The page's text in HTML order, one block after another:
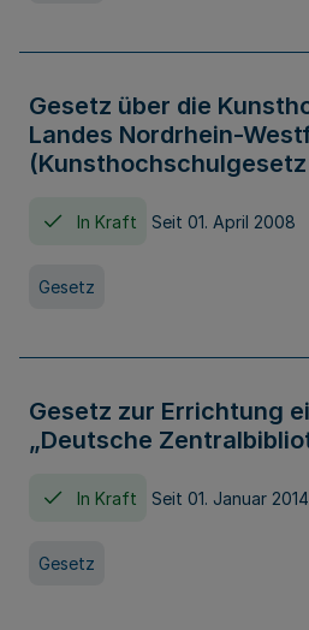
Gesetz über die
Landes Nordrhein-
In Kraft Seit 01. April 2008
Gesetz
Gesetz zur Errichtung
„Deutsche
In Kraft Seit 01. Januar 2014
Gesetz